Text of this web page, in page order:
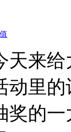
来给
动里
奖的